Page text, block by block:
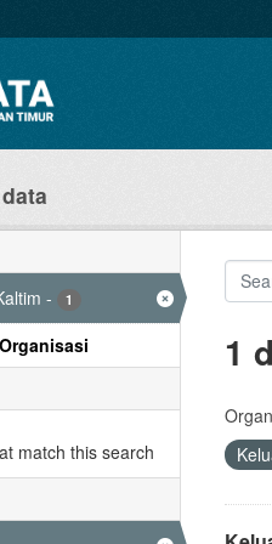
- 1
match this search
1